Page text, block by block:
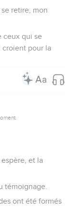
retire, mon
ceux qui se
croient pour la
et la
témoignage.
ont été formés